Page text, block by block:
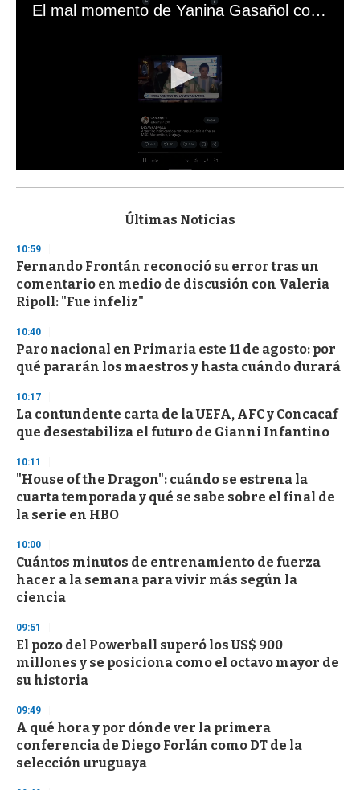
El mal momento de Yanina Gasañol con un hincha argentino en "Subrayado"
s
d
s
o
f
3
s
e
c
o
d
s
Últimas Noticias
10:59
Fernando Frontán reconoció su error tras un
comentario en medio de discusión con Valeria
Ripoll: "Fue infeliz"
10:40
Paro nacional en Primaria este 11 de agosto: por
qué pararán los maestros y hasta cuándo durará
10:17
La contundente carta de la UEFA, AFC y Concacaf
que desestabiliza el futuro de Gianni Infantino
10:11
"House of the Dragon": cuándo se estrena la
cuarta temporada y qué se sabe sobre el final de
la serie en HBO
10:00
Cuántos minutos de entrenamiento de fuerza
hacer a la semana para vivir más según la
ciencia
09:51
El pozo del Powerball superó los US$ 900
millones y se posiciona como el octavo mayor de
su historia
09:49
A qué hora y por dónde ver la primera
conferencia de Diego Forlán como DT de la
selección uruguaya